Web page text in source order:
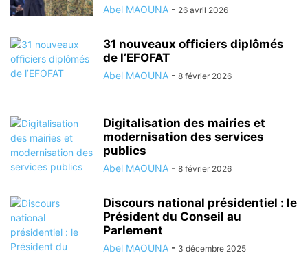
Abel MAOUNA - 26 avril 2026
31 nouveaux officiers diplômés
de l’EFOFAT
Abel MAOUNA - 8 février 2026
Digitalisation des mairies et
modernisation des services
publics
Abel MAOUNA - 8 février 2026
Discours national présidentiel : le
Président du Conseil au
Parlement
Abel MAOUNA - 3 décembre 2025